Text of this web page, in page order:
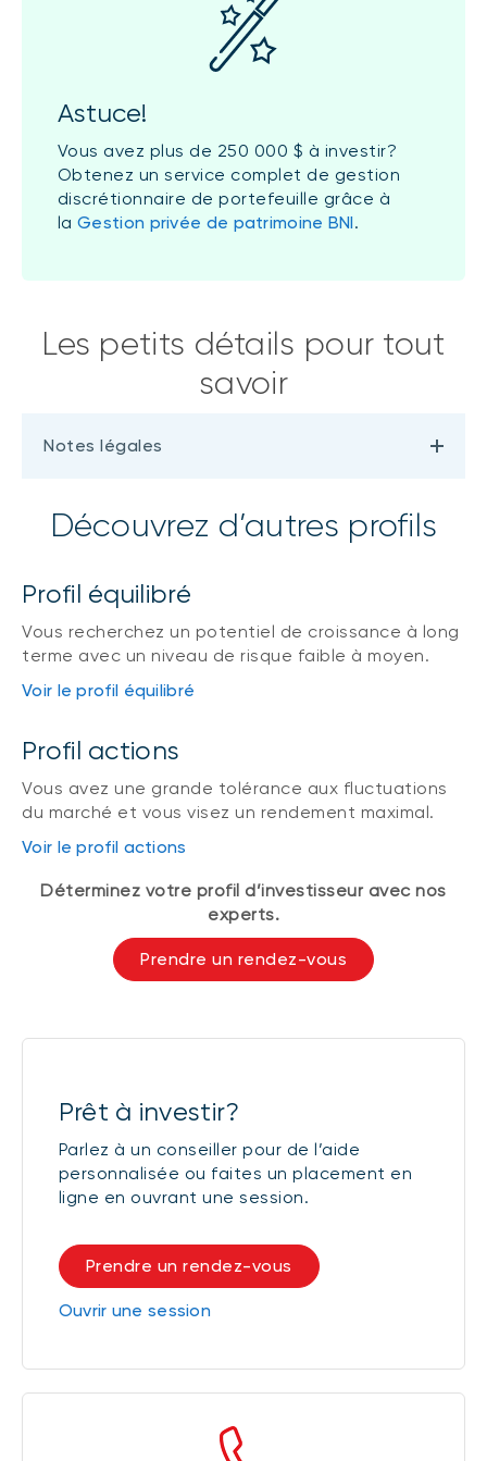
Astuce!
Vous avez plus de 250 000 $ à investir?
Obtenez un service complet de gestion
discrétionnaire de portefeuille grâce à
laGestion privée de patrimoine BNI.
Les petits détails pour tout
savoir
Notes légales
Découvrez d’autres profils
Profil équilibré
Vous recherchez un potentiel de croissance à long
terme avec un niveau de risque faible à moyen.
Voir le profil équilibré
Profil actions
Vous avez une grande tolérance aux fluctuations
du marché et vous visez un rendement maximal.
Voir le profil actions
Déterminez votre profil d’investisseur avec nos
experts.
Prendre un rendez-vous
Prêt à investir?
Parlez à un conseiller pour de l’aide
personnalisée ou faites un placement en
ligne en ouvrant une session.
Prendre un rendez-vous
Ouvrir une session